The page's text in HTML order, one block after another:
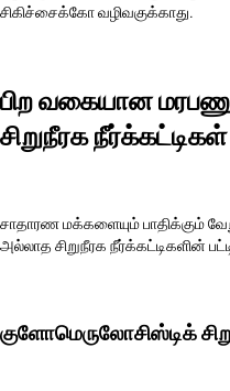
சிகிச்சைக்கோ வழிவகுக்காது.
பிற வகையான
சிறுநீரக நீர்க்கட்டிகள்
சாதாரண மக்களையும் பாதிக்கும்
அல்லாத சிறுநீரக நீர்க்கட்டிகளின்
குளோமெருலோசிஸ்டிக்